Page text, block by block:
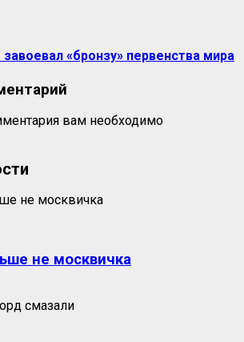
«бронзу» первенства мира
вам необходимо
не москвичка